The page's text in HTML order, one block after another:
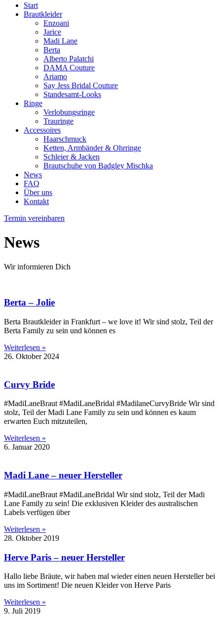
Start
Brautkleider
Enzoani
Jarice
Madi Lane
Berta
Alberto Palatchi
DAMA Couture
Ariamo
Say Jess Bridal Couture
Standesamt-Looks
Ringe
Verlobungsringe
Trauringe
Accessoires
Haarschmuck
Ketten, Armbänder & Ohrringe
Schleier & Jacken
Brautschuhe von Badgley Mischka
News
FAQ
Über uns
Kontakt
Termin vereinbaren
News
Wir informieren Dich
Berta – Jolie
Berta Brautkleider in Frankfurt – we love it! Wir sind stolz, Teil der
Berta Family zu sein und können es
Weiterlesen »
26. Oktober 2024
Curvy Bride
#MadiLaneBraut #MadiLaneBridal #MadilaneCurvyBride Wir sind
stolz, Teil der Madi Lane Family zu sein und können es kaum
erwarten Euch mitzuteilen,
Weiterlesen »
6. Januar 2020
Madi Lane – neuer Hersteller
#MadiLaneBraut #MadiLaneBridal Wir sind stolz, Teil der Madi
Lane Family zu sein! Die exklusiven Kleider des australischen
Labels verfügen über
Weiterlesen »
28. Oktober 2019
Herve Paris – neuer Hersteller
Hallo liebe Bräute, wir haben mal wieder einen neuen Hersteller bei
uns im Sortiment! Die neuen Kleider von Herve Paris
Weiterlesen »
9. Juli 2019